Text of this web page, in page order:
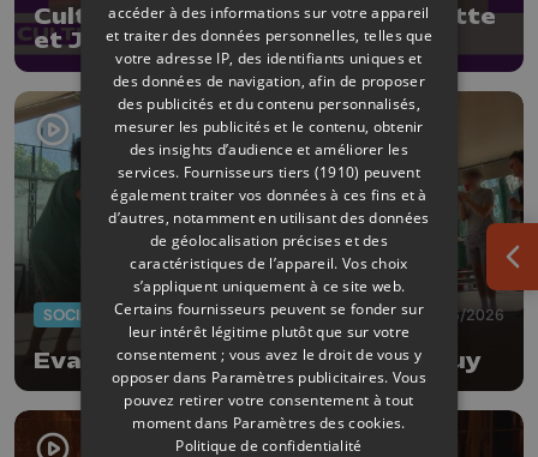
CultureL avec les poétesses Lisette
et Julie Lombé
SOCIÉTÉ 20/06/2026
Evasion musicale à la prison de Huy
accéder à des informations sur votre appareil
et traiter des données personnelles, telles que
votre adresse IP, des identifiants uniques et
des données de navigation, afin de proposer
des publicités et du contenu personnalisés,
mesurer les publicités et le contenu, obtenir
des insights d’audience et améliorer les
services. Fournisseurs tiers (1910) peuvent
également traiter vos données à ces fins et à
d’autres, notamment en utilisant des données
de géolocalisation précises et des
caractéristiques de l’appareil. Vos choix
s’appliquent uniquement à ce site web.
Certains fournisseurs peuvent se fonder sur
leur intérêt légitime plutôt que sur votre
consentement ; vous avez le droit de vous y
opposer dans Paramètres publicitaires. Vous
pouvez retirer votre consentement à tout
moment dans Paramètres des cookies.
Politique de confidentialité